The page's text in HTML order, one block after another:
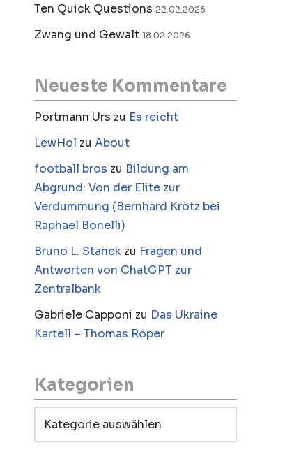
Ten Quick Questions 22.02.2026
Zwang und Gewalt 18.02.2026
Neueste Kommentare
Portmann Urs zu Es reicht
LewHol zu About
football bros zu Bildung am
Abgrund: Von der Elite zur
Verdummung (Bernhard Krötz bei
Raphael Bonelli)
Bruno L. Stanek zu Fragen und
Antworten von ChatGPT zur
Zentralbank
Gabriele Capponi zu Das Ukraine
Kartell – Thomas Röper
Kategorien